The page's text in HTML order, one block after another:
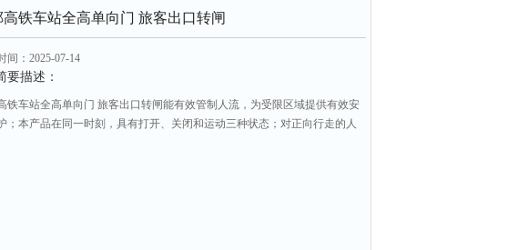
高铁车站全高单向门 旅客出口转闸
间：2025-07-14
要描述：
铁车站全高单向门 旅客出口转闸能有效管制人流，为受限区域提供有效安
；本产品在同一时刻，具有打开、关闭和运动三种状态；对正向行走的人